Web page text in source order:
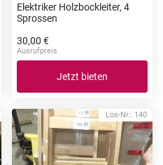
Elektriker Holzbockleiter, 4
Sprossen
30,00 €
Ausrufpreis
Jetzt bieten
Los-Nr.: 140